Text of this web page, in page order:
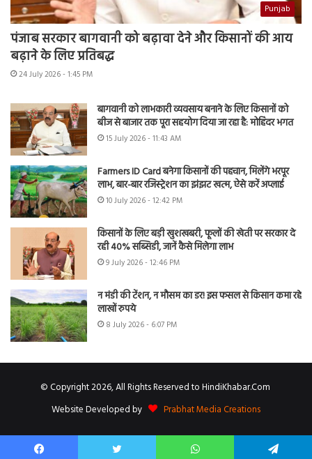
Punjab
पंजाब सरकार बागवानी को बढ़ावा देने और किसानों की आय
बढ़ाने के लिए प्रतिबद्ध
24 July 2026 - 1:45 PM
बागवानी को लाभकारी व्यवसाय बनाने के लिए किसानों को
बीज से बाजार तक पूरा सहयोग दिया जा रहा है: मोहिंदर भगत
15 July 2026 - 11:43 AM
Farmers ID Card बनेगा किसानों की पहचान, मिलेंगे भरपूर
लाभ, बार-बार रजिस्ट्रेशन का झंझट खत्म, ऐसे करें अप्लाई
10 July 2026 - 12:42 PM
किसानों के लिए बड़ी खुशखबरी, फूलों की खेती पर सरकार दे
रही 40% सब्सिडी, जानें कैसे मिलेगा लाभ
9 July 2026 - 12:46 PM
न मंडी की टेंशन, न मौसम का डर! इस फसल से किसान कमा रहे
लाखों रुपये
8 July 2026 - 6:07 PM
© Copyright 2026, All Rights Reserved to HindiKhabar.Com
Website Developed by
Prabhat Media Creations